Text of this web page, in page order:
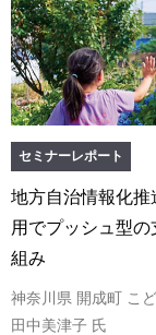
セミナーレポート
地方自治情報化
用でプッシュ型
組み
神奈川県 開成町 こ
田中美津子 氏